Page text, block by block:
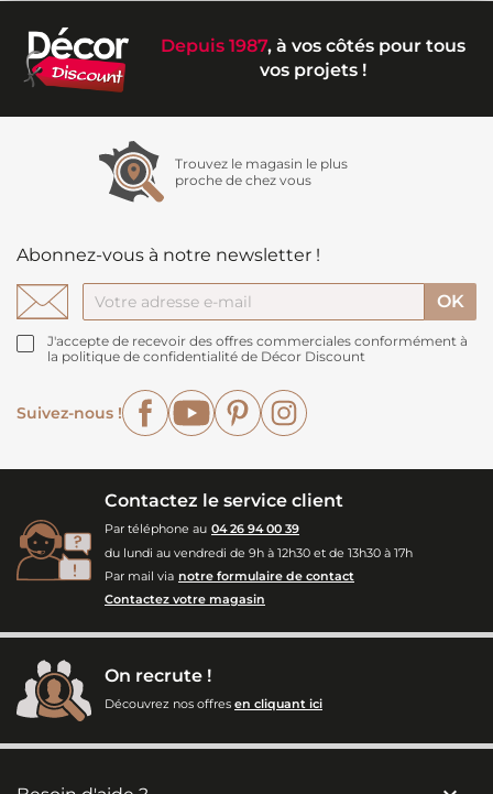
Depuis 1987, à vos côtés pour tous
vos projets !
Trouvez le magasin le plus
proche de chez vous
Abonnez-vous à notre newsletter !
J'accepte de recevoir des offres commerciales conformément à
la politique de confidentialité de Décor Discount
Suivez-nous !
FacebookYouTubePinterest
Contactez le service client
Par téléphone au 04 26 94 00 39
du lundi au vendredi de 9h à 12h30 et de 13h30 à 17h
Par mail via notre formulaire de contact
Contactez votre magasin
On recrute !
Découvrez nos offres en cliquant ici